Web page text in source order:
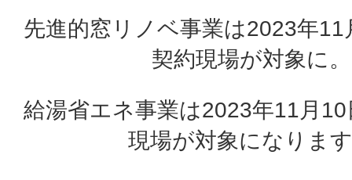
先進的窓リノベ事業は2023年11
契約現場が対象に。
給湯省エネ事業は2023年11月
現場が対象になりま